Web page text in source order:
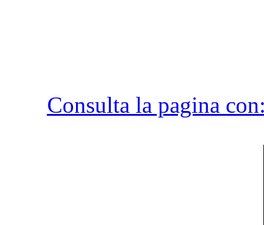
Consulta la pagina